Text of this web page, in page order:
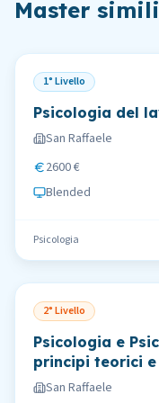
Master
1° Livello
Psicologia del
San Raffaele
2600 €
Blended
Psicologia
2° Livello
Psicologia e
principi teorici
San Raffaele